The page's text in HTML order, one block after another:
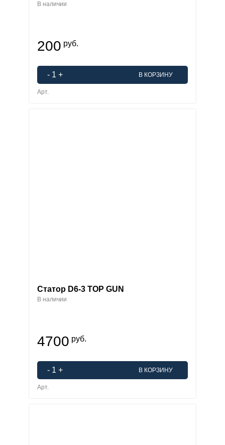
В наличии
200 руб.
- 1 + В КОРЗИНУ
Арт.
Статор D6-3 TOP GUN
В наличии
4700 руб.
- 1 + В КОРЗИНУ
Арт.